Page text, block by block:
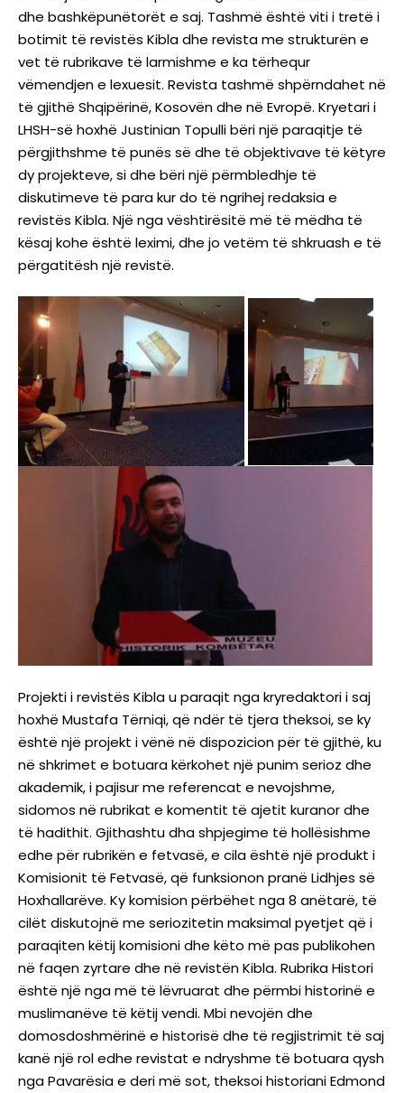
dhe bashkëpunëtorët e saj. Tashmë është viti i tretë i
botimit të revistës Kibla dhe revista me strukturën e
vet të rubrikave të larmishme e ka tërhequr
vëmendjen e lexuesit. Revista tashmë shpërndahet në
të gjithë Shqipërinë, Kosovën dhe në Evropë. Kryetari i
LHSH-së hoxhë Justinian Topulli bëri një paraqitje të
përgjithshme të punës së dhe të objektivave të këtyre
dy projekteve, si dhe bëri një përmbledhje të
diskutimeve të para kur do të ngrihej redaksia e
revistës Kibla. Një nga vështirësitë më të mëdha të
kësaj kohe është leximi, dhe jo vetëm të shkruash e të
përgatitësh një revistë.
Projekti i revistës Kibla u paraqit nga kryredaktori i saj
hoxhë Mustafa Tërniqi, që ndër të tjera theksoi, se ky
është një projekt i vënë në dispozicion për të gjithë, ku
në shkrimet e botuara kërkohet një punim serioz dhe
akademik, i pajisur me referencat e nevojshme,
sidomos në rubrikat e komentit të ajetit kuranor dhe
të hadithit. Gjithashtu dha shpjegime të hollësishme
edhe për rubrikën e fetvasë, e cila është një produkt i
Komisionit të Fetvasë, që funksionon pranë Lidhjes së
Hoxhallarëve. Ky komision përbëhet nga 8 anëtarë, të
cilët diskutojnë me seriozitetin maksimal pyetjet që i
paraqiten këtij komisioni dhe këto më pas publikohen
në faqen zyrtare dhe në revistën Kibla. Rubrika Histori
është një nga më të lëvruarat dhe përmbi historinë e
muslimanëve të këtij vendi. Mbi nevojën dhe
domosdoshmërinë e historisë dhe të regjistrimit të saj
kanë një rol edhe revistat e ndryshme të botuara qysh
nga Pavarësia e deri më sot, theksoi historiani Edmond